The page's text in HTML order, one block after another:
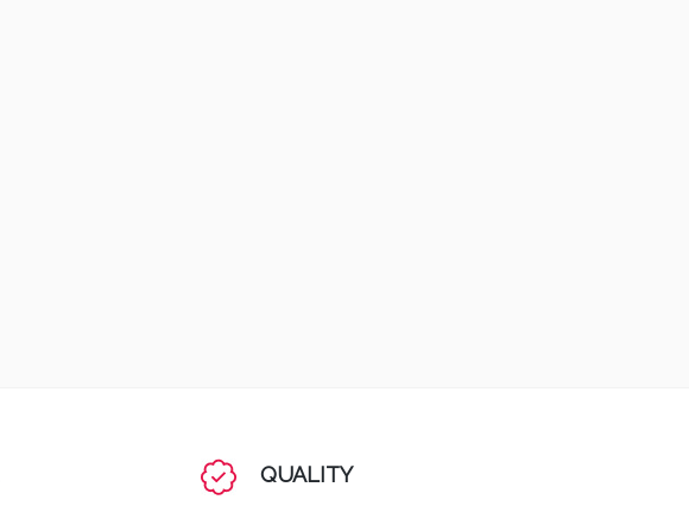
QUALITY